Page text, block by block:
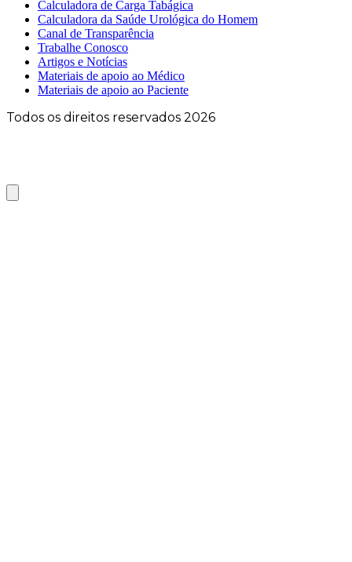
Calculadora de Carga Tabágica
Calculadora da Saúde Urológica do Homem
Canal de Transparência
Trabalhe Conosco
Artigos e Notícias
Materiais de apoio ao Médico
Materiais de apoio ao Paciente
Todos os direitos reservados 2026